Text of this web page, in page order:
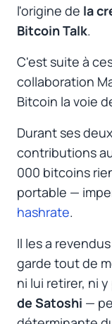
l'origine de la
Bitcoin Talk.
C'est suite à
collaboration
Bitcoin la voie
Durant ses
contributions
000 bitcoins
portable —
hashrate.
Il les a
garde tout de
ni lui retirer, ni
de Satoshi —